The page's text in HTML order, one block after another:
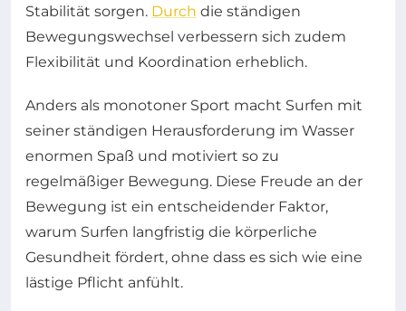
Stabilität sorgen. Durch die ständigen
Bewegungswechsel verbessern sich zudem
Flexibilität und Koordination erheblich.
Anders als monotoner Sport macht Surfen mit
seiner ständigen Herausforderung im Wasser
enormen Spaß und motiviert so zu
regelmäßiger Bewegung. Diese Freude an der
Bewegung ist ein entscheidender Faktor,
warum Surfen langfristig die körperliche
Gesundheit fördert, ohne dass es sich wie eine
lästige Pflicht anfühlt.